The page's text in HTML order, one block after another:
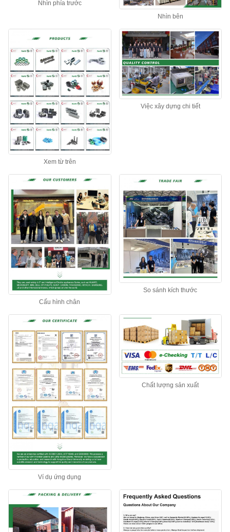
Nhìn phía trước
Nhìn bên
Xem từ trên
Việc xây dựng chi tiết
Cấu hình chân
So sánh kích thước
Ví dụ ứng dụng
Chất lượng sản xuất